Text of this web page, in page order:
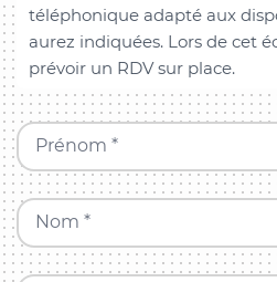
téléphonique adapté aux
aurez indiquées. Lors de cet
prévoir un RDV sur place.
Prénom *
Nom *